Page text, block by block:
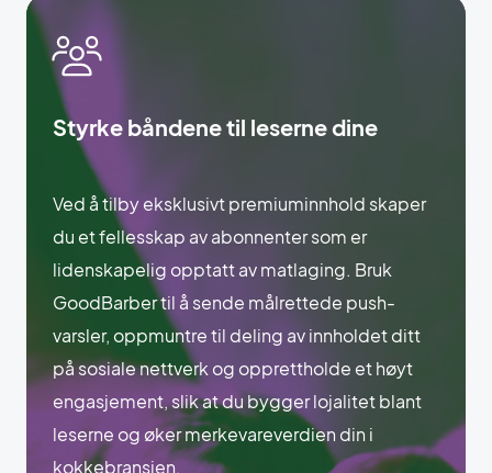
Styrke båndene til leserne dine
Ved å tilby eksklusivt premiuminnhold skaper
du et fellesskap av abonnenter som er
lidenskapelig opptatt av matlaging. Bruk
GoodBarber til å sende målrettede push-
varsler, oppmuntre til deling av innholdet ditt
på sosiale nettverk og opprettholde et høyt
engasjement, slik at du bygger lojalitet blant
leserne og øker merkevareverdien din i
kokkebransjen.